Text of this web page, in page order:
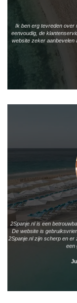
Ik ben erg tevreden over
eenvoudig, de
website zeker aanbevelen
2Spanje.nl is een
De website is
2Spanje.nl zijn scherp en er
een